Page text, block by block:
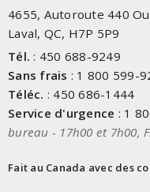
4655, Autoroute 440
Laval, QC, H7P 5P9
Tél. : 450 688-9249
Sans frais : 1 800 599-
Téléc. : 450 686-1444
Service d'urgence : 1
bureau - 17h00 et 7h00,
Fait au Canada avec des